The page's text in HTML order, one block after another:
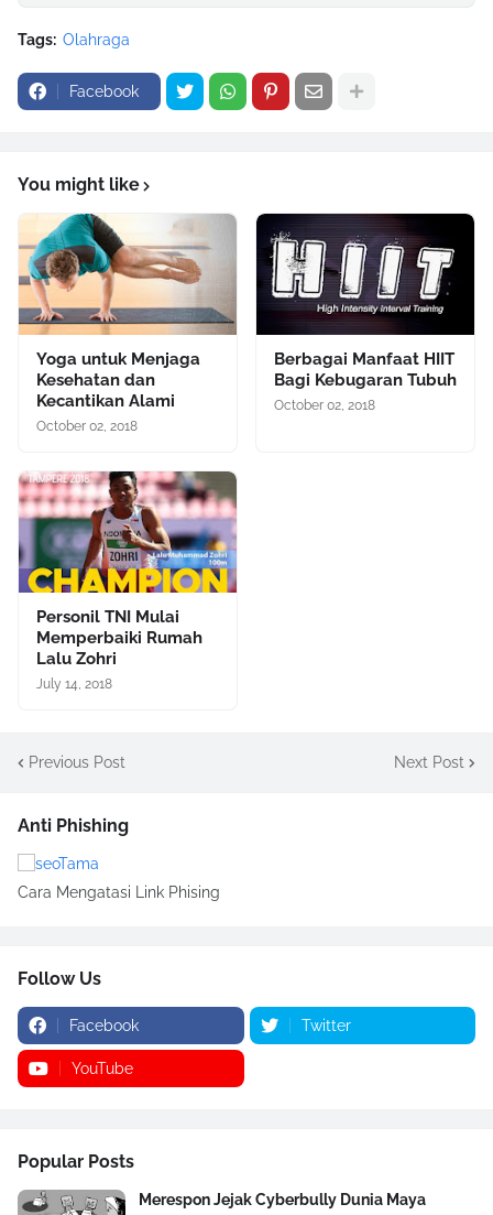
Tags: Olahraga
Facebook
You might like
Yoga untuk Menjaga
Kesehatan dan
Kecantikan Alami
October 02, 2018
Berbagai Manfaat HIIT
Bagi Kebugaran Tubuh
October 02, 2018
Personil TNI Mulai
Memperbaiki Rumah
Lalu Zohri
July 14, 2018
Previous Post Next Post
Anti Phishing
Cara Mengatasi Link Phising
Follow Us
Facebook Twitter
YouTube
Popular Posts
Merespon Jejak Cyberbully Dunia Maya